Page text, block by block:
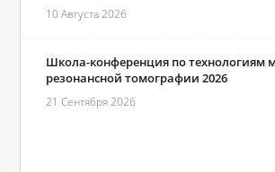
10 Августа 2026
Школа-конференция по технологиям
резонансной томографии 2026
21 Сентября 2026